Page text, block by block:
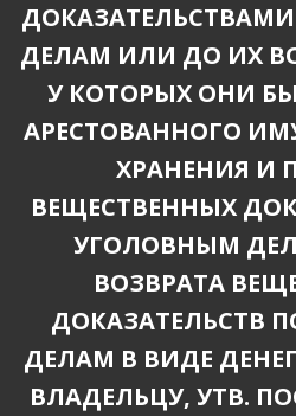
ДЕЛАМ ИЛИ ДО ИХ
У КОТОРЫХ ОНИ
АРЕСТОВАННОГО
ХРАНЕНИЯ И
ВЕЩЕСТВЕННЫХ
УГОЛОВНЫМ
ВОЗВРАТА
ДОКАЗАТЕЛЬСТВ
ДЕЛАМ В ВИДЕ
ВЛАДЕЛЬЦУ, УТВ.